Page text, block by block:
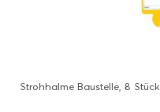
Strohhalme Baustelle, 8 Stück